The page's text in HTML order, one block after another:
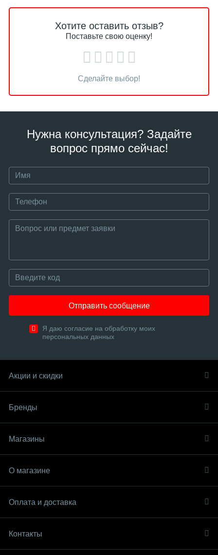
Хотите оставить отзыв?
Поставьте свою оценку!
Сделайте выбор!
Нужна консультация? Задайте
вопрос прямо сейчас!
Отправить сообщение
Я даю согласие на обработку моих
персональных данных
Акции и скидки
Бренды
Магазины
О магазине
Оплата и доставка
Контакты